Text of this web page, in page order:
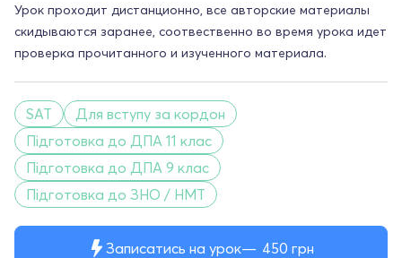
Записатись на урок 450 грн
Урок проходит дистанционно, все авторские материалы
скидываются заранее, соотвественно во время урока идет
проверка прочитанного и изученного материала.
SAT
Для вступу за кордон
Підготовка до ДПА 11 клас
Підготовка до ДПА 9 клас
Підготовка до ЗНО / НМТ